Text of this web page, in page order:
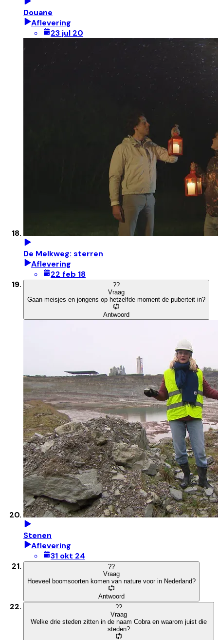
Douane
Aflevering
23 jul 20
De Melkweg: sterren
Aflevering
22 feb 18
??
Vraag
Gaan meisjes en jongens op hetzelfde moment de puberteit in?
Antwoord
Stenen
Aflevering
31 okt 24
??
Vraag
Hoeveel boomsoorten komen van nature voor in Nederland?
Antwoord
??
Vraag
Welke drie steden zitten in de naam Cobra en waarom juist die
steden?